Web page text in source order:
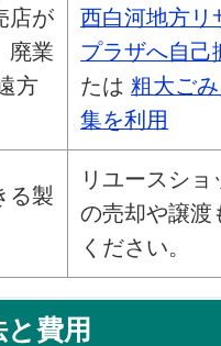
店が
廃業
方
西白河地方リ
プラザへ自己
たは粗大ご
集を利用
る製
リユースショ
の売却や譲渡
ください。
費用